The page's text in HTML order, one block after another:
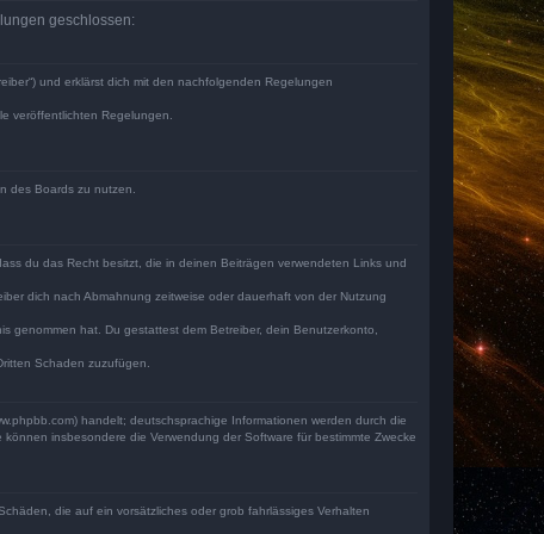
geschlossen:
und erklärst dich mit den nachfolgenden Regelungen
veröffentlichten Regelungen.
des Boards zu nutzen.
du das Recht besitzt, die in deinen Beiträgen verwendeten Links und
dich nach Abmahnung zeitweise oder dauerhaft von der Nutzung
genommen hat. Du gestattest dem Betreiber, dein Benutzerkonto,
Schaden zuzufügen.
handelt; deutschsprachige Informationen werden durch die
insbesondere die Verwendung der Software für bestimmte Zwecke
die auf ein vorsätzliches oder grob fahrlässiges Verhalten